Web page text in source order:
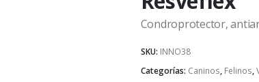
Condroprotector,
SKU: INNO38
Categorías: Caninos, Felinos,